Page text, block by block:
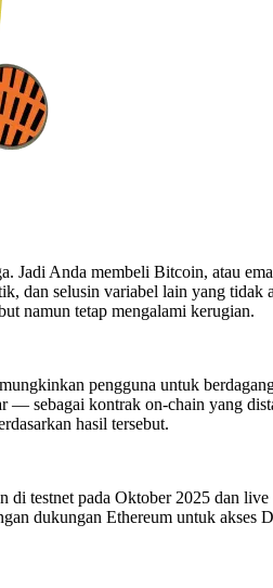
Jadi Anda membeli Bitcoin, atau
dan selusin variabel lain yang tidak
namun tetap mengalami kerugian.
pengguna untuk
— sebagai kontrak on-chain yang
hasil tersebut.
testnet pada Oktober 2025 dan
dukungan Ethereum untuk akses